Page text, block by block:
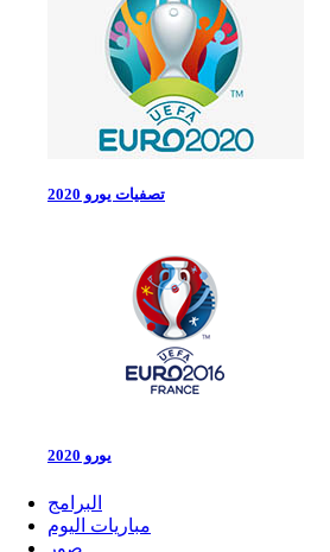
تصفيات يورو 2020
يورو 2020
البرامج
مباريات اليوم